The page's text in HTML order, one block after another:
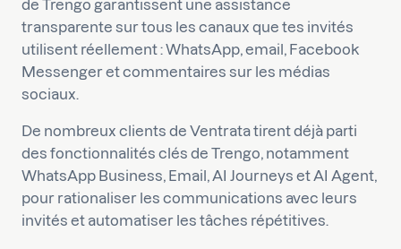
de Trengo garantissent une assistance
transparente sur tous les canaux que tes invités
utilisent réellement : WhatsApp, email, Facebook
Messenger et commentaires sur les médias
sociaux.
De nombreux clients de Ventrata tirent déjà parti
des fonctionnalités clés de Trengo, notamment
WhatsApp Business, Email, AI Journeys et AI Agent,
pour rationaliser les communications avec leurs
invités et automatiser les tâches répétitives.